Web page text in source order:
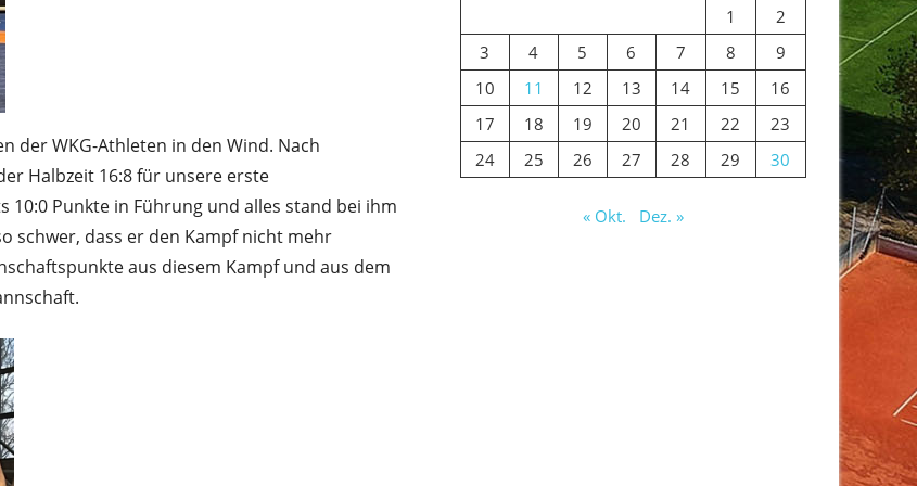
der WKG-Athleten in den Wind. Nach
Halbzeit 16:8 für unsere erste
10:0 Punkte in Führung und alles stand bei ihm
schwer, dass er den Kampf nicht mehr
aus diesem Kampf und aus dem
1
2
3
4 5 6 7 8
9
10
11 12 13 14 15
16
17
18 19 20 21 22
23
24
25 26 27 28 29 30
« Okt. Dez. »